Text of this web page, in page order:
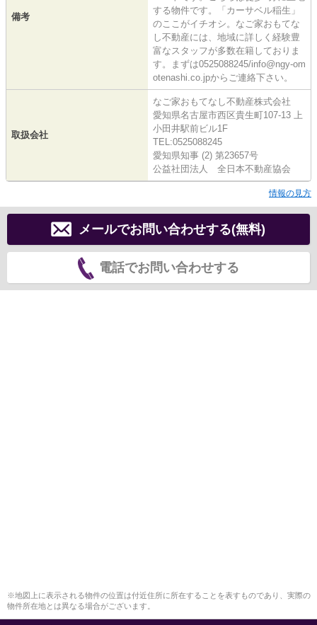
備考
する物件です。「カーサベル稲生」
のここがイチオシ。なご家おもてな
し不動産には、地域に詳しく経験豊
富なスタッフが多数在籍しておりま
す。まずは0525088245/info@ngy-om
otenashi.co.jpからご連絡下さい。
取扱会社
なご家おもてなし不動産株式会社
愛知県名古屋市西区貴生町107-13 上
小田井駅前ビル1F
TEL:0525088245
愛知県知事 (2) 第23657号
公益社団法人 全日本不動産協会
情報の見方
メールでお問い合わせする(無料)
電話でお問い合わせする
※地図上に表示される物件の位置は付近住所に所在することを表すものであり、実際の
物件所在地とは異なる場合がございます。